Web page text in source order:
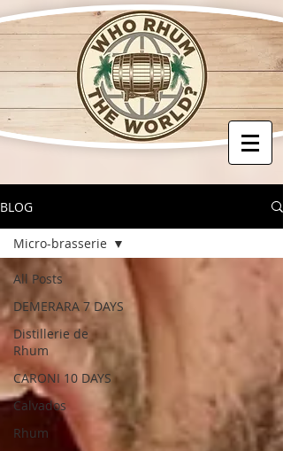
BLOG
All Posts
DEMERARA 7 DAYS
Distillerie de
Rhum
CARONI 10 DAYS
Calvados
Rhum
Micro-brasserie